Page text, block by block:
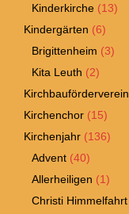
Kinderkirche (13)
Kindergärten (6)
Brigittenheim (3)
Kita Leuth (2)
Kirchbauförderverein
Kirchenchor (15)
Kirchenjahr (136)
Advent (40)
Allerheiligen (1)
Christi Himmelfahrt